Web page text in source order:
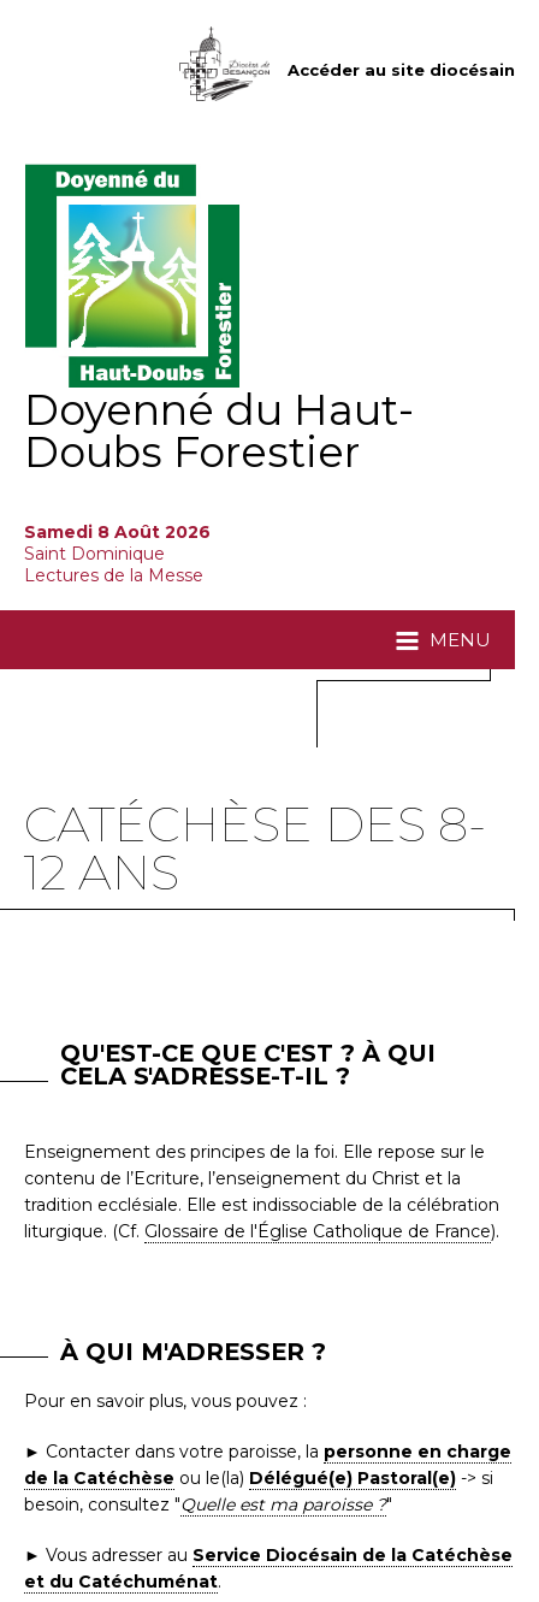
Accéder au site diocésain
Doyenné du Haut-
Doubs Forestier
Samedi 8 Août 2026
Saint Dominique
Lectures de la Messe
MENU
CATÉCHÈSE DES 8-
12 ANS
QU'EST-CE QUE C'EST ? À QUI
CELA S'ADRESSE-T-IL ?
Enseignement des principes de la foi. Elle repose sur le
contenu de l’Ecriture, l’enseignement du Christ et la
tradition ecclésiale. Elle est indissociable de la célébration
liturgique. (Cf. Glossaire de l'Église Catholique de France).
À QUI M'ADRESSER ?
Pour en savoir plus, vous pouvez :
► Contacter dans votre paroisse, la personne en charge
de la Catéchèse ou le(la) Délégué(e) Pastoral(e) -> si
besoin, consultez "Quelle est ma paroisse ?"
► Vous adresser au Service Diocésain de la Catéchèse
et du Catéchuménat.